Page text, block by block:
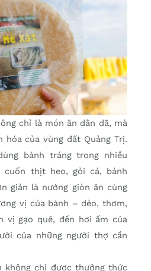
chỉ là món ăn dân dã, mà
hóa của vùng đất Quảng Trị.
bánh tráng trong nhiều
cuốn thịt heo, gỏi cá, bánh
giản là nướng giòn ăn cùng
vị của bánh – dẻo, thơm,
vị gạo quê, đến hơi ấm của
của những người thợ cần
không chỉ được thưởng thức